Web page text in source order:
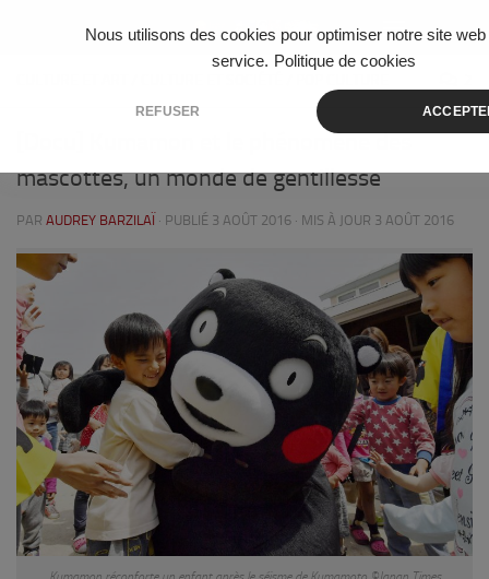
Nous utilisons des cookies pour optimiser notre site web
service. Politique de cookies
REFUSER
Skip to content
[Docu] Kumamon et le phénomène des
mascottes, un monde de gentillesse
PAR AUDREY BARZILAÏ · PUBLIÉ 3 AOÛT 2016 · MIS À JOUR 3 AOÛT 2016